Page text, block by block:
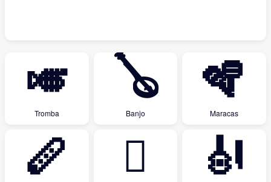
🎺
Tromba
🪕
Banjo
🪇
Maracas
🪈 🪊 🎻